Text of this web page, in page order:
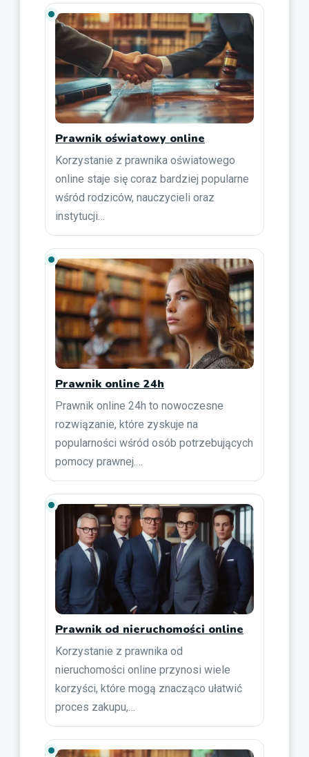
Prawnik oświatowy online
Korzystanie z prawnika oświatowego
online staje się coraz bardziej popularne
wśród rodziców, nauczycieli oraz
instytucji…
Prawnik online 24h
Prawnik online 24h to nowoczesne
rozwiązanie, które zyskuje na
popularności wśród osób potrzebujących
pomocy prawnej.…
Prawnik od nieruchomości online
Korzystanie z prawnika od
nieruchomości online przynosi wiele
korzyści, które mogą znacząco ułatwić
proces zakupu,…